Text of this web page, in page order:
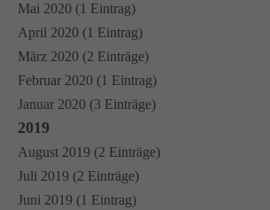
Mai 2020 (1 Eintrag)
April 2020 (1 Eintrag)
März 2020 (2 Einträge)
Februar 2020 (1 Eintrag)
Januar 2020 (3 Einträge)
2019
August 2019 (2 Einträge)
Juli 2019 (2 Einträge)
Juni 2019 (1 Eintrag)